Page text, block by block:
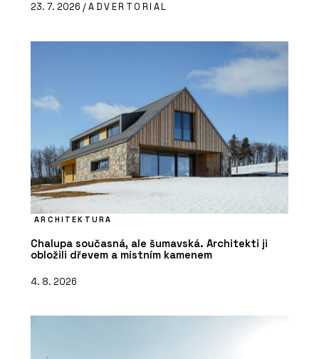
23. 7. 2026 /ADVERTORIAL
ARCHITEKTURA
Chalupa současná, ale šumavská. Architekti ji
obložili dřevem a místním kamenem
4. 8. 2026